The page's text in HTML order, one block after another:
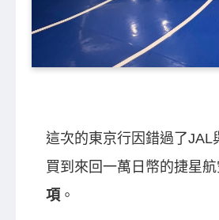
這次的東京行因錯過了
買到來回一萬日幣的捷星
項。